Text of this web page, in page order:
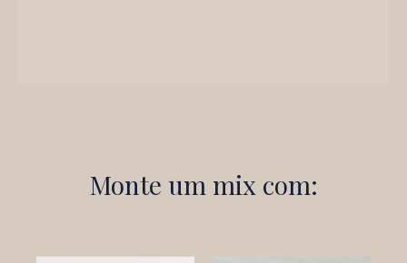
Monte um mix com: